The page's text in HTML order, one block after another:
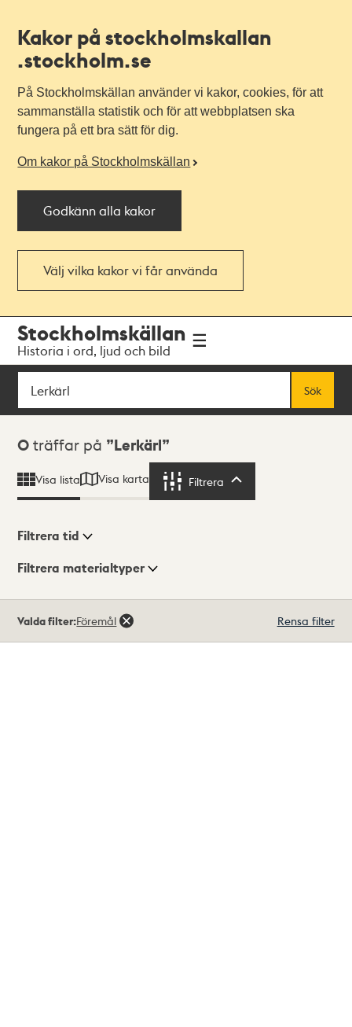
Kakor på stockholmskallan
.stockholm.se
På Stockholmskällan använder vi kakor, cookies, för att
sammanställa statistik och för att webbplatsen ska
fungera på ett bra sätt för dig.
Om kakor på Stockholmskällan
Godkänn alla kakor
Välj vilka kakor vi får använda
navigationen
huvudinnehållet
Stockholmskällan
Historia i ord, ljud och bild
Sök
Sök
Sökresultat
0 träffar på Lerkärl
Visa lista Visa karta Filtrera
Visningsläge
Filtrera tid
Filtrera materialtyper
träffar
Valda filter:Föremål Rensa filter